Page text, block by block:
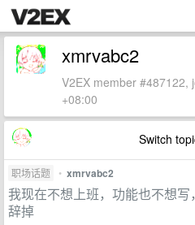
xmrvabc2
V2EX member #487122,
+08:00
Switch
职场话题 • xmrvabc2
我现在不想上班，功能也不想
辞掉